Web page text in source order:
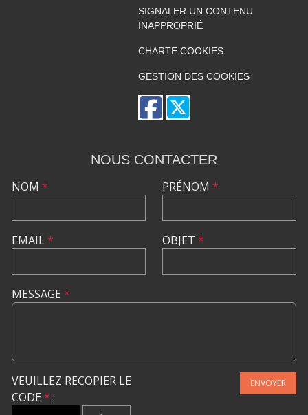
SIGNALER UN CONTENU
INAPPROPRIÉ
CHARTE COOKIES
GESTION DES COOKIES
NOUS CONTACTER
NOM *
EMAIL*
PRÉNOM *
OBJET *
MESSAGE *
VEUILLEZ RECOPIER LE
CODE * :
ENVOYER